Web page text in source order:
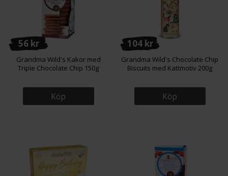
56 kr
Grandma Wild's Kakor med
Triple Chocolate Chip 150g
Köp
104 kr
Grandma Wild's Chocolate Chip
Biscuits med Kattmotiv 200g
Köp